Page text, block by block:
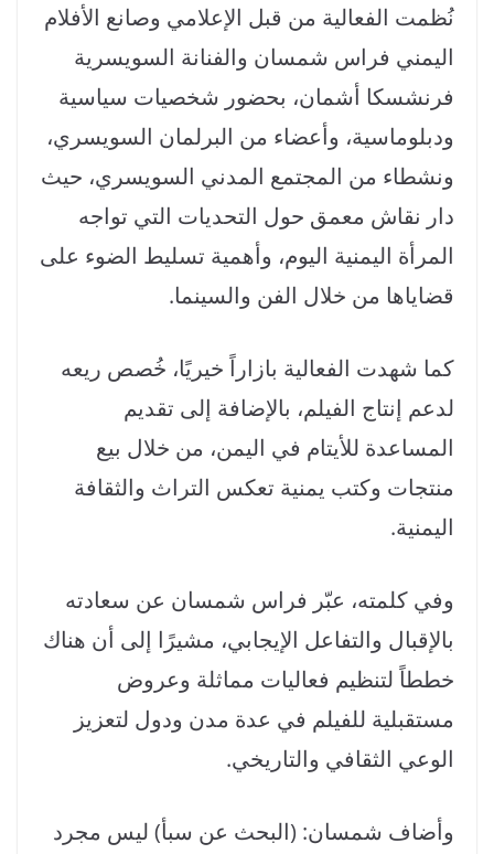
نُظمت الفعالية من قبل الإعلامي وصانع الأفلام
اليمني فراس شمسان والفنانة السويسرية
فرنشسكا أشمان، بحضور شخصيات سياسية
ودبلوماسية، وأعضاء من البرلمان السويسري،
ونشطاء من المجتمع المدني السويسري، حيث
دار نقاش معمق حول التحديات التي تواجه
المرأة اليمنية اليوم، وأهمية تسليط الضوء على
قضاياها من خلال الفن والسينما.
كما شهدت الفعالية بازاراً خيريًا، خُصص ريعه
لدعم إنتاج الفيلم، بالإضافة إلى تقديم
المساعدة للأيتام في اليمن، من خلال بيع
منتجات وكتب يمنية تعكس التراث والثقافة
اليمنية.
وفي كلمته، عبّر فراس شمسان عن سعادته
بالإقبال والتفاعل الإيجابي، مشيرًا إلى أن هناك
خططاً لتنظيم فعاليات مماثلة وعروض
مستقبلية للفيلم في عدة مدن ودول لتعزيز
الوعي الثقافي والتاريخي.
وأضاف شمسان: (البحث عن سبأ) ليس مجرد